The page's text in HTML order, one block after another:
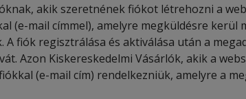
akik szeretnének fiókot létrehozni a
(e-mail címmel), amelyre megküldésre kerül
A fiók regisztrálása és aktiválása után a
Azon Kiskereskedelmi Vásárlók, akik a
(e-mail cím) rendelkezniük, amelyre a